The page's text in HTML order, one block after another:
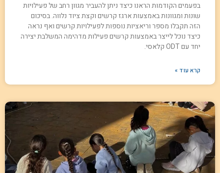
בפעמים הקודמות הראנו כיצד ניתן להעביר מגוון רחב של פעילויות
שונות ומגוונות באמצעות ארגז קרשים וקצת ציוד נלווה. בסיכום
הזה תקבלו מספר וריאציות נוספות לפעילויות קרשים ואף נראה
כיצד נוכל לייצר באמצעות קרשים פעילות מדהימה המשלבת יצירה
יחד עם ODT קלאסי.
קרא עוד »